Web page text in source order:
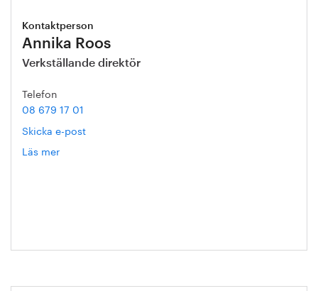
Kontaktperson
Annika Roos
Verkställande direktör
Telefon
08 679 17 01
Skicka e-post
Läs mer